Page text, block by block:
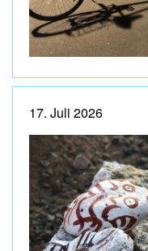
17. Juli 2026